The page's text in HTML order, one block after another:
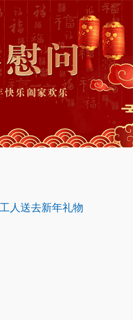
人送去新年礼物